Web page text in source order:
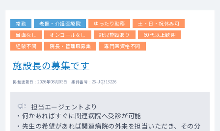
経学会専門医、日本神経治療学会名誉会員で
す）
【訪問診療】
務3名
・訪問先割合：居宅9割、施設1割
・患者数：150名ほど
・主な疾患：神経疾患（認知症やパーキンソ
ンなど難病）8割以上、そのほか内科系疾患
常勤 老健・介護医療院 ゆったり勤務
土・日・祝休み可
当直なし
オンコールなし 託児施設あり
60代以上歓迎
経験不問
院長・管理職募集 専門医資格不問
施設長の募集です
掲載更新日 : 2026年08月05日 案件番号 : 26-JQ313226
担当エージェントより
・何かあればすぐに関連病院へ受診が可能
・先生の希望があれば関連病院の外来を担当いただき、その分